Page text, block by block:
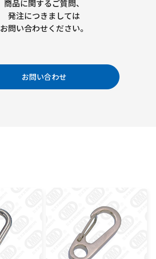
商品に関するご質問、
発注につきましては
お問い合わせください。
お問い合わせ